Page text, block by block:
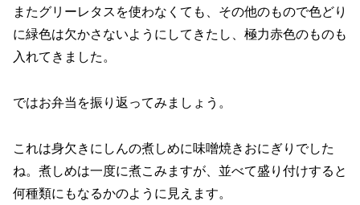
またグリーレタスを使わなくても、その他のもので色どり
に緑色は欠かさないようにしてきたし、極力赤色のものも
入れてきました。
ではお弁当を振り返ってみましょう。
これは身欠きにしんの煮しめに味噌焼きおにぎりでした
ね。煮しめは一度に煮こみますが、並べて盛り付けすると
何種類にもなるかのように見えます。